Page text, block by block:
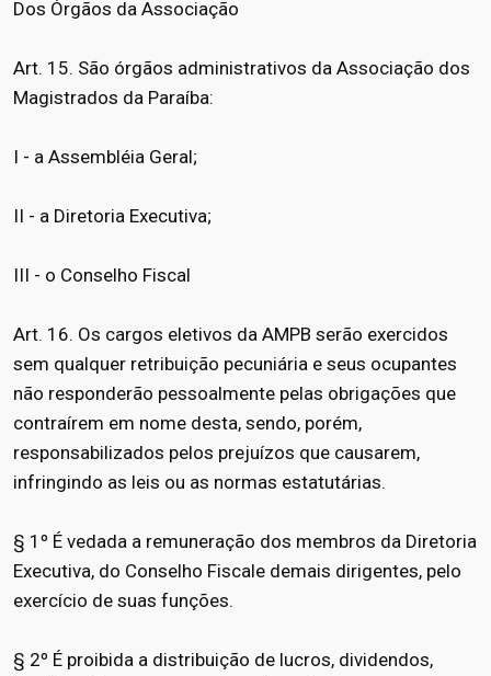
Dos Órgãos da Associação
Art. 15. São órgãos administrativos da Associação dos
Magistrados da Paraíba:
I - a Assembléia Geral;
II - a Diretoria Executiva;
III - o Conselho Fiscal
Art. 16. Os cargos eletivos da AMPB serão exercidos
sem qualquer retribuição pecuniária e seus ocupantes
não responderão pessoalmente pelas obrigações que
contraírem em nome desta, sendo, porém,
responsabilizados pelos prejuízos que causarem,
infringindo as leis ou as normas estatutárias.
§ 1º É vedada a remuneração dos membros da Diretoria
Executiva, do Conselho Fiscale demais dirigentes, pelo
exercício de suas funções.
§ 2º É proibida a distribuição de lucros, dividendos,